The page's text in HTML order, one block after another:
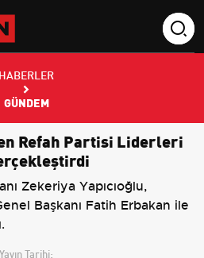
HABERLER
GÜNDEM
Refah Partisi Liderleri
Zekeriya Yapıcıoğlu,
Başkanı Fatih Erbakan ile
Yayın Tarihi: